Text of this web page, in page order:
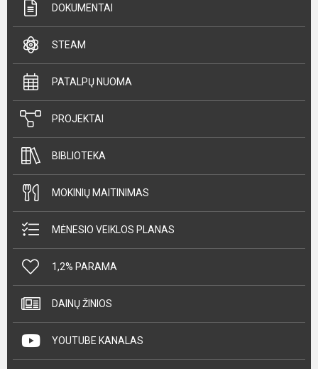
DOKUMENTAI
STEAM
PATALPŲ NUOMA
PROJEKTAI
BIBLIOTEKA
MOKINIŲ MAITINIMAS
MĖNESIO VEIKLOS PLANAS
1,2% PARAMA
DAINŲ ŽINIOS
YOUTUBE KANALAS